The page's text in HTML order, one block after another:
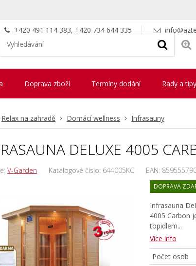
+420 491 114 383, +420 734 644 335
Doprava zboží Termíny dodání Rady a tipy
Relax na zahradě Domácí wellness Infrasauny
DELUXE 4005
V-Garden Katalogové číslo: 644005KC EAN:
DOPRAVA
Infrasauna
4005 Carbon
topidlem...
Více info
Počet osob